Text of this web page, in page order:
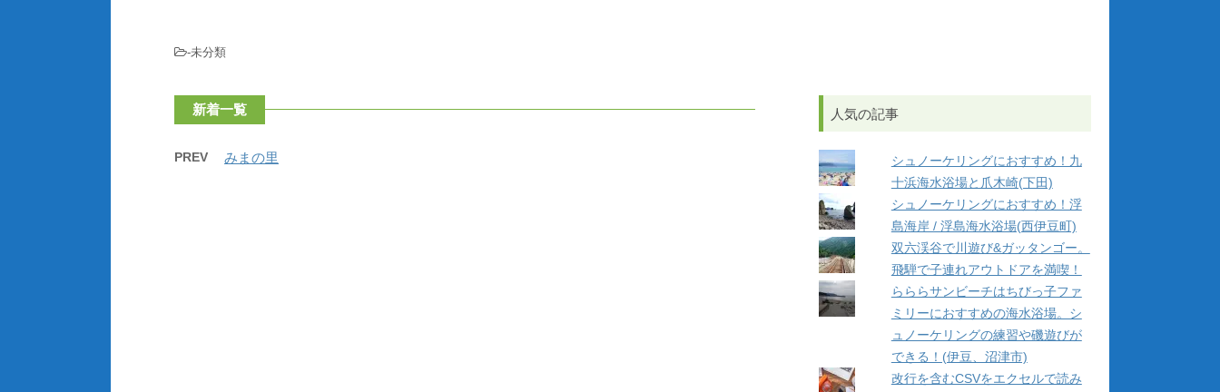
-未分類
新着一覧
PREV みまの里
人気の記事
シュノーケリングにおすすめ！九
十浜海水浴場と爪木崎(下田)
シュノーケリングにおすすめ！浮
島海岸 / 浮島海水浴場(西伊豆町)
双六渓谷で川遊び&ガッタンゴー。
飛騨で子連れアウトドアを満喫！
らららサンビーチはちびっ子ファ
ミリーにおすすめの海水浴場。シ
ュノーケリングの練習や磯遊びが
できる！(伊豆、沼津市)
改行を含むCSVをエクセルで読み